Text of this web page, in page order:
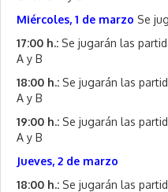
Miércoles, 1 de marzo Se
17:00 h.: Se jugarán las
A y B
18:00 h.: Se jugarán las
A y B
19:00 h.: Se jugarán las
A y B
Jueves, 2 de marzo
18:00 h.: Se jugarán las